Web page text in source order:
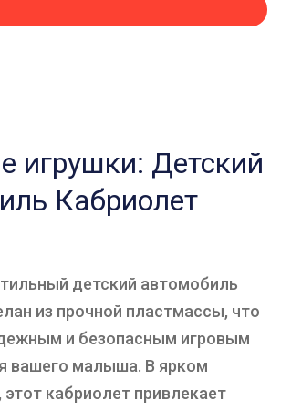
игрушки: Детский
Кабриолет
детский автомобиль
из прочной пластмассы, что
и безопасным игровым
вашего малыша. В ярком
кабриолет привлекает